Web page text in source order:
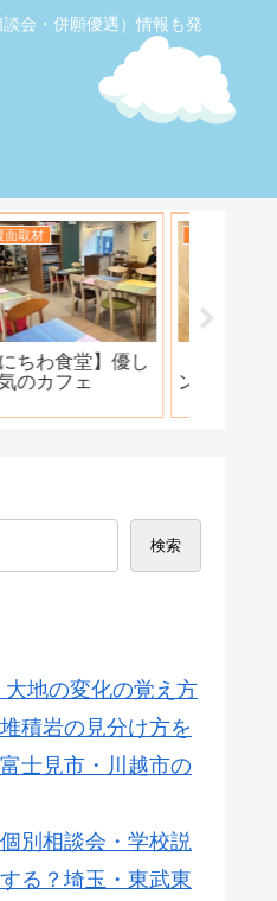
会・併願優遇）情報も発
の覆面取材
バーグ工房 川越新河
検索
地の変化の覚え方
積岩の見分け方を
士見市・川越市の
別相談会・学校説
る？埼玉・東武東